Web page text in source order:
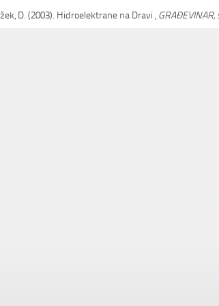
D. (2003). Hidroelektrane na Dravi , GRAĐEVINAR,